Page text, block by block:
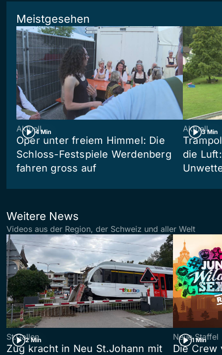
Meistgesehen
4 Min
Aktuell
Oper unter freiem Himmel: Die
Schloss-Festspiele Werdenberg
fahren gross auf
3 Min
Aktuell
die
Weitere News
Videos aus der Region, der Schweiz und aller Welt
2 Min
St.Gallen
Zug kracht in Neu St.Johann mit
1 Min
Neue Staffel
Die Crew